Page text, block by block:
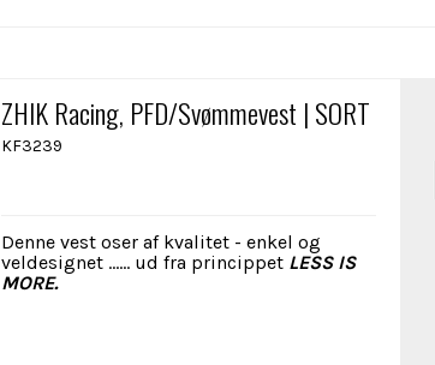
ZHIK Racing, PFD/Svømmevest | SORT
KF3239
Denne vest oser af kvalitet - enkel og
veldesignet ...... ud fra princippet LESS IS
MORE.